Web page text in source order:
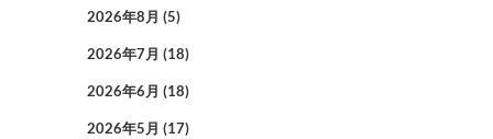
2026年8月 (5)
2026年7月 (18)
2026年6月 (18)
2026年5月 (17)